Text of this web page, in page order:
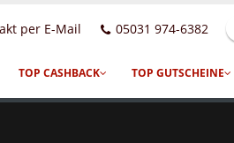
per E-Mail 05031 974-6382
TOP CASHBACK TOP GUTSCHEINE